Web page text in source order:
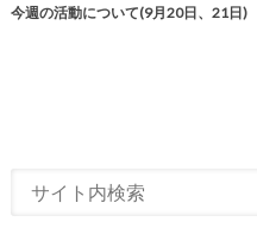
今週の活動について(9月20日、21日)